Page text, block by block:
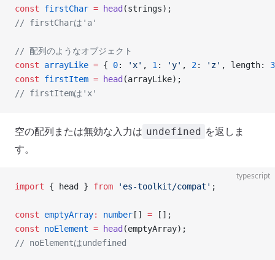
const firstChar = head (strings);
// firstCharは'a'
// 配列のようなオブジェクト
const arrayLike = { 0: 'x' , 1 : 'y' , 2: 'z' , length: 3
const firstItem = head (arrayLike);
// firstItemは'x'
空の配列または無効な入力は undefined を返しま
す。
typescript
import { head } from 'es-toolkit/compat' ;
const emptyArray: number [] = [];
const noElement = head (emptyArray);
// noElementはundefined